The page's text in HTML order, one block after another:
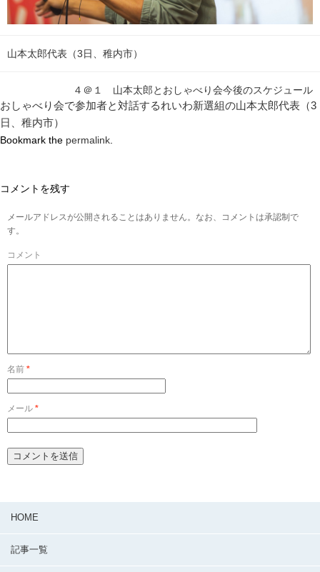
山本太郎代表（3日、稚内市）
４＠１ 山本太郎とおしゃべり会今後のスケジュール
おしゃべり会で参加者と対話するれいわ新選組の山本太郎代表（3
日、稚内市）
Bookmark the permalink
コメントを残す
メールアドレスが公開されることはありません。なお、コメントは承認制で
す。
コメント
名前 *
メール *
HOME
記事一覧